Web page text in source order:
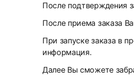
После подтверждения
После приема заказа
При запуске заказа в
информация.
Далее Вы сможете